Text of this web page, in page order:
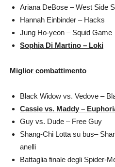
Ariana DeBose – West Side
Hannah Einbinder – Hacks
Jung Ho-yeon – Squid Game
Sophia Di Martino – Loki
Miglior combattimento
Black Widow vs. Vedove –
Cassie vs. Maddy –
Guy vs. Dude – Free Guy
Shang-Chi Lotta su bus–
anelli
Battaglia finale degli Spider-